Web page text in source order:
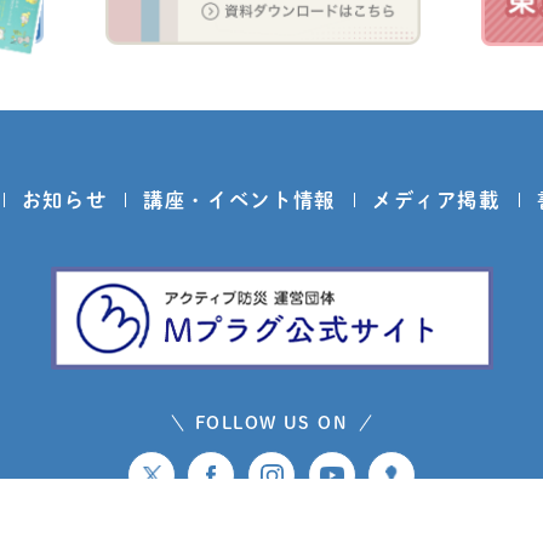
お知らせ 講座・イベント情報 メディア掲載
FOLLOW US ON